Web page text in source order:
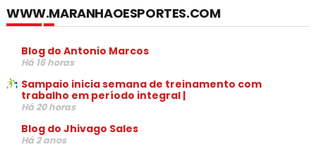
WWW.MARANHAOESPORTES.COM
Blog do Antonio Marcos
Há 16 horas
Sampaio inicia semana de treinamento com
trabalho em período integral |
Há 20 horas
Blog do Jhivago Sales
Há 2 anos